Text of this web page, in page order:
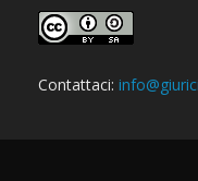
Contattaci: